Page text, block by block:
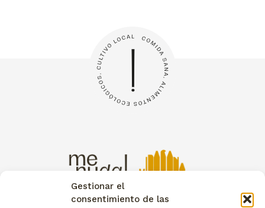
Gestionar el
consentimiento de las